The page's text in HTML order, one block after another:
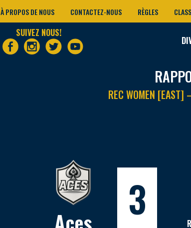
À PROPOS DE NOUS CONTACTEZ-NOUS RÈGLES
SUIVEZ NOUS!
REC WOMEN
3